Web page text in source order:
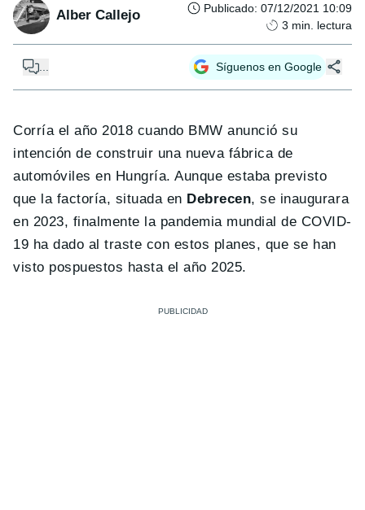
Alber Callejo Publicado: 07/12/2021 10:09
3 min. lectura
Síguenos en Google
Corría el año 2018 cuando BMW anunció su
intención de construir una nueva fábrica de
automóviles en Hungría. Aunque estaba previsto
que la factoría, situada en Debrecen, se inaugurara
en 2023, finalmente la pandemia mundial de COVID-
19 ha dado al traste con estos planes, que se han
visto pospuestos hasta el año 2025.